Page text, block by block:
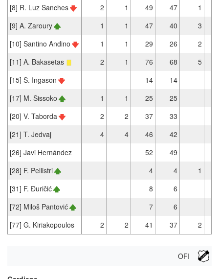
[8] R. Luz Sanches 2 1 49 47
1
[9] A. Zaroury
1 1 47 40
3
[10] Santino Andino
1 1 29 26
2
[11] A. Bakasetas
2 1 76 68
5
[15] S. Ingason
14
14
[17] M. Sissoko
1 1 25
25
[20] V. Taborda
2 2 37
33
[21] T. Jedvaj
4 4 46
42
[26] Javi Hernández
52
49
[28] F. Pellistri
4 4
1
[31] F. Đuričić
8
6
[72] Miloš Pantović
7
6
[77] G. Kiriakopoulos
2 2 41 37 2
OFI